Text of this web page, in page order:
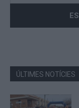
the
the
CAPTCHA
to
verify
ÚLTIMES NOTÍCIES